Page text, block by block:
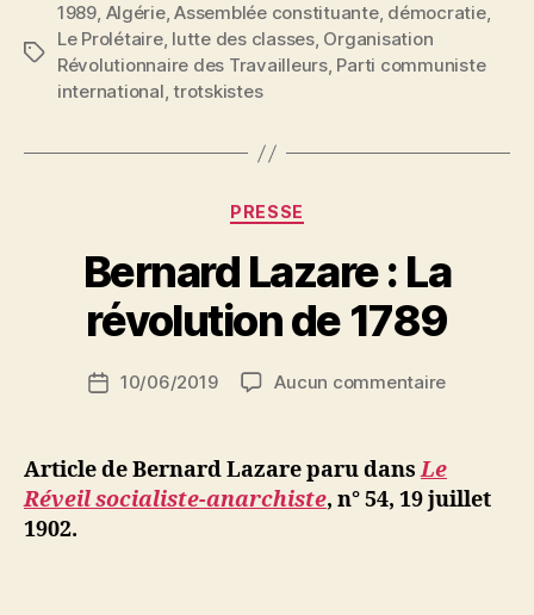
mortel
du
démocratisme »
Étiquettes
1989, Algérie,Assemblée constituante, démocratie,
Le Prolétaire, lutte des classes, Organisation
Révolutionnaire des Travailleurs, Parti communiste
international,trotskistes
Catégories
PRESSE
Bernard Lazare : La
révolution de 1789
de
a
r
S
N
ji
b
Date10/06/2019 Aucun commentairesur
La
révolution
Article de Bernard Lazare paru dansLe
Réveil socialiste-anarchiste, n° 54, 19 juillet
1902.